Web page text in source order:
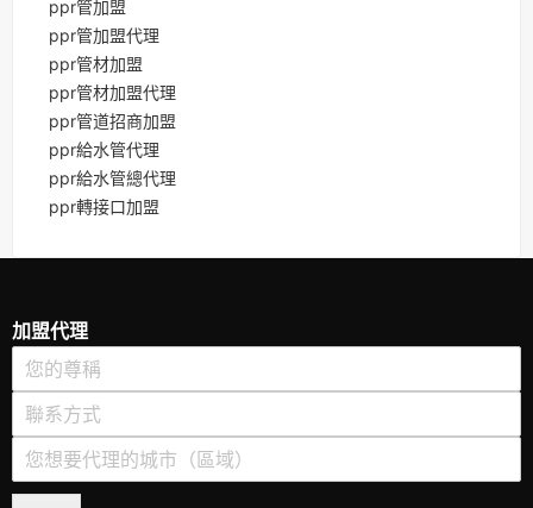
ppr管加盟
ppr管加盟代理
ppr管材加盟
ppr管材加盟代理
ppr管道招商加盟
ppr給水管代理
ppr給水管總代理
ppr轉接口加盟
加盟代理